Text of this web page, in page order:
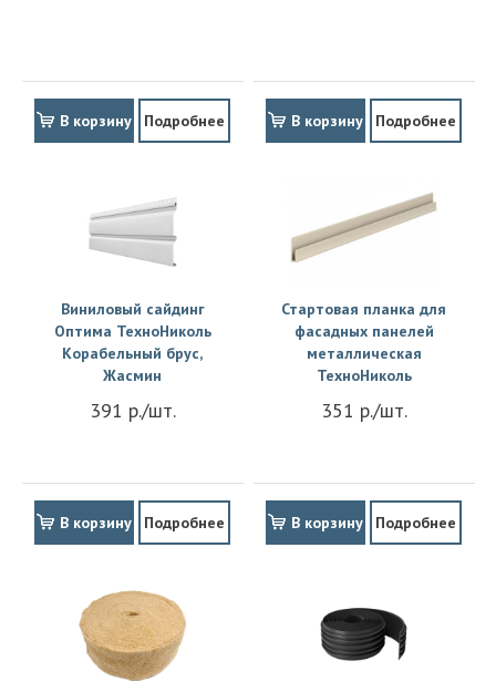
В корзину Подробнее В корзину Подробнее
Виниловый сайдинг
Оптима ТехноНиколь
Корабельный брус,
Жасмин
391 р./шт.
В корзину Подробнее
Стартовая планка для
фасадных панелей
металлическая
ТехноНиколь
351 р./шт.
В корзину Подробнее